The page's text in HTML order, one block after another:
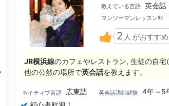
教えている言語 英会話
マンツーマンレッスン料
2 人 がおすすめ
JR横浜線のカフェやレストラン, 生徒の自
他の公然の場所で英会話を教えます。
ネイティブ言語 広東語 英会話講師経験
4年～5